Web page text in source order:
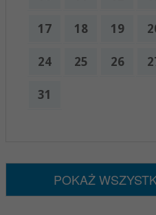
17 18 19
24 25 26
31
POKAŻ